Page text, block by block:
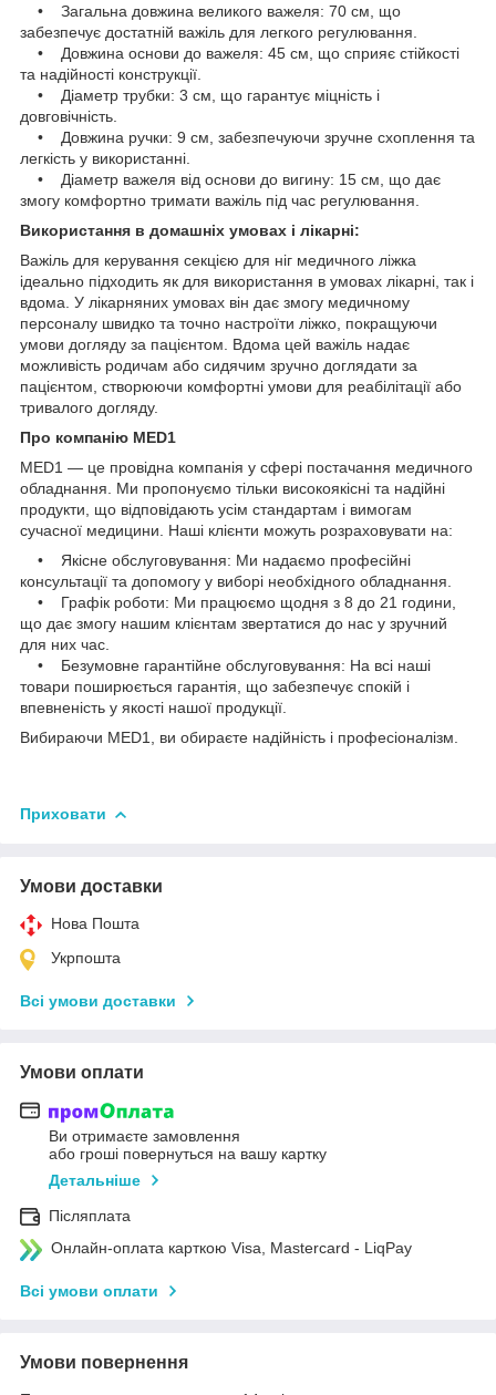
• Загальна довжина великого важеля: 70 см, що
забезпечує достатній важіль для легкого регулювання.
• Довжина основи до важеля: 45 см, що сприяє стійкості
та надійності конструкції.
• Діаметр трубки: 3 см, що гарантує міцність і
довговічність.
• Довжина ручки: 9 см, забезпечуючи зручне схоплення та
легкість у використанні.
• Діаметр важеля від основи до вигину: 15 см, що дає
змогу комфортно тримати важіль під час регулювання.
Використання в домашніх умовах і лікарні:
Важіль для керування секцією для ніг медичного ліжка
ідеально підходить як для використання в умовах лікарні, так і
вдома. У лікарняних умовах він дає змогу медичному
персоналу швидко та точно настроїти ліжко, покращуючи
умови догляду за пацієнтом. Вдома цей важіль надає
можливість родичам або сидячим зручно доглядати за
пацієнтом, створюючи комфортні умови для реабілітації або
тривалого догляду.
Про компанію MED1
MED1 — це провідна компанія у сфері постачання медичного
обладнання. Ми пропонуємо тільки високоякісні та надійні
продукти, що відповідають усім стандартам і вимогам
сучасної медицини. Наші клієнти можуть розраховувати на:
• Якісне обслуговування: Ми надаємо професійні
консультації та допомогу у виборі необхідного обладнання.
• Графік роботи: Ми працюємо щодня з 8 до 21 години,
що дає змогу нашим клієнтам звертатися до нас у зручний
для них час.
• Безумовне гарантійне обслуговування: На всі наші
товари поширюється гарантія, що забезпечує спокій і
впевненість у якості нашої продукції.
Вибираючи MED1, ви обираєте надійність і професіоналізм.
Приховати
Умови доставки
Нова Пошта
Укрпошта
Всі умови доставки
Умови оплати
Ви отримаєте замовлення
або гроші повернуться на вашу картку
Детальніше
Післяплата
Онлайн-оплата карткою Visa, Mastercard - LiqPay
Всі умови оплати
Умови повернення